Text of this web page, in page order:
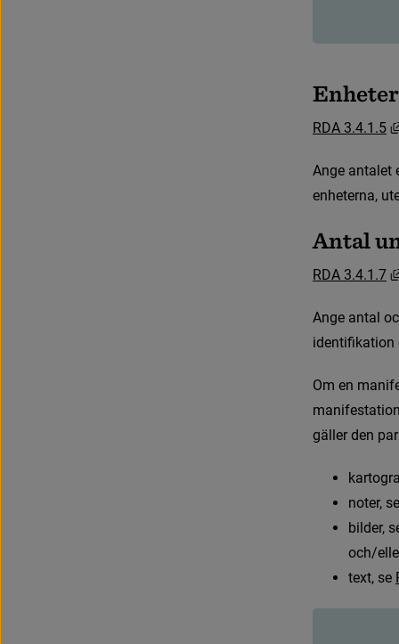
Enheter
RDA 3.4.1 .5
Ange antalet
enheterna, ut
Antalu
RDA 3.4.1 .7
Ange antal oc
identifkation
Om en manif
manifestation
gäller den par
kartogra
noter, se
bilder, s
och/
text, se